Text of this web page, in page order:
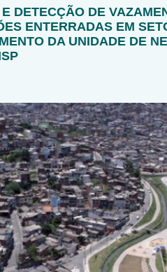
DETECÇÃO DE
ENTERRADAS EM
DA UNIDADE DE